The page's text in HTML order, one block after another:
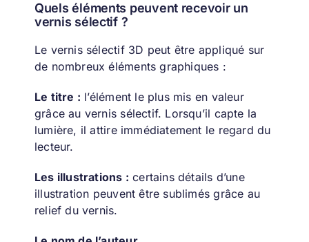
Quels éléments peuvent recevoir un
vernis sélectif ?
Le vernis sélectif 3D peut être appliqué sur
de nombreux éléments graphiques :
Le titre : l’élément le plus mis en valeur
grâce au vernis sélectif. Lorsqu’il capte la
lumière, il attire immédiatement le regard du
lecteur.
Les illustrations : certains détails d’une
illustration peuvent être sublimés grâce au
relief du vernis.